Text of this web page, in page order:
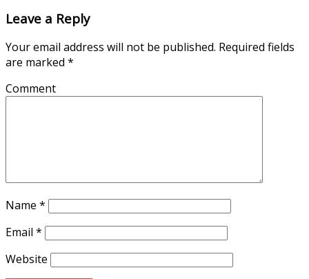
Leave a Reply
Your email address will not be published. Required fields
are marked *
Comment
Name *
Email *
Website